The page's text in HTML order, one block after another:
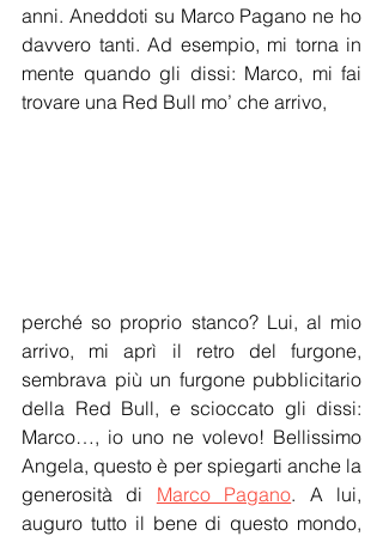
anni. Aneddoti su Marco Pagano ne ho
davvero tanti. Ad esempio, mi torna in
mente quando gli dissi: Marco, mi fai
trovare una Red Bull mo’ che arrivo,
perché so proprio stanco? Lui, al mio
arrivo, mi aprì il retro del furgone,
sembrava più un furgone pubblicitario
della Red Bull, e scioccato gli dissi:
Marco…, io uno ne volevo! Bellissimo
Angela, questo è per spiegarti anche la
generosità di Marco Pagano. A lui,
auguro tutto il bene di questo mondo,